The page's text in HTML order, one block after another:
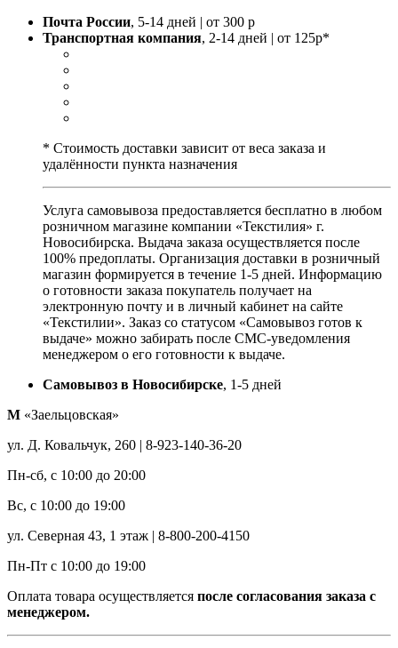
Почта России, 5-14 дней | от 300 р
Транспортная компания, 2-14 дней | от 125р*
* Стоимость доставки зависит от веса заказа и
удалённости пункта назначения
Услуга самовывоза предоставляется бесплатно в любом
розничном магазине компании «Текстилия» г.
Новосибирска. Выдача заказа осуществляется после
100% предоплаты. Организация доставки в розничный
магазин формируется в течение 1-5 дней. Информацию
о готовности заказа покупатель получает на
электронную почту и в личный кабинет на сайте
«Текстилии». Заказ со статусом «Самовывоз готов к
выдаче» можно забирать после СМС-уведомления
менеджером о его готовности к выдаче.
Самовывоз в Новосибирске, 1-5 дней
М «Заельцовская»
ул. Д. Ковальчук, 260 | 8-923-140-36-20
Пн-сб, с 10:00 до 20:00
Вс, с 10:00 до 19:00
ул. Северная 43, 1 этаж | 8-800-200-4150
Пн-Пт с 10:00 до 19:00
Оплата товара осуществляется после согласования заказа с
менеджером.